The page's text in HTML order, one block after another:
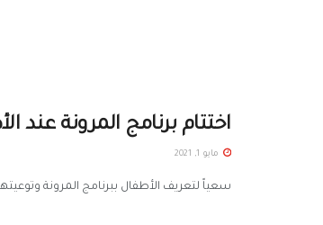
اختتام برنامج المرونة عند
مايو 1, 2021
سعياً لتعريف الأطفال ببرنامج المرونة